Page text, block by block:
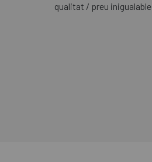
qualitat / preu inigualable